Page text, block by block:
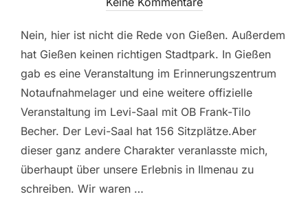
Nein, hier ist nicht die Rede von Gießen. Außerdem
hat Gießen keinen richtigen Stadtpark. In Gießen
gab es eine Veranstaltung im Erinnerungszentrum
Notaufnahmelager und eine weitere offizielle
Veranstaltung im Levi-Saal mit OB Frank-Tilo
Becher. Der Levi-Saal hat 156 Sitzplätze.Aber
dieser ganz andere Charakter veranlasste mich,
überhaupt über unsere Erlebnis in Ilmenau zu
schreiben. Wir waren …